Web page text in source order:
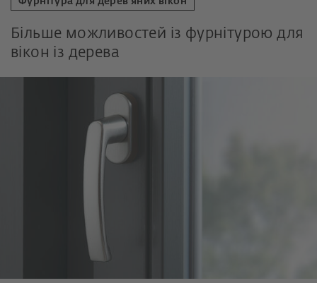
Більше можливостей із фурнітурою для
вікон із дерева